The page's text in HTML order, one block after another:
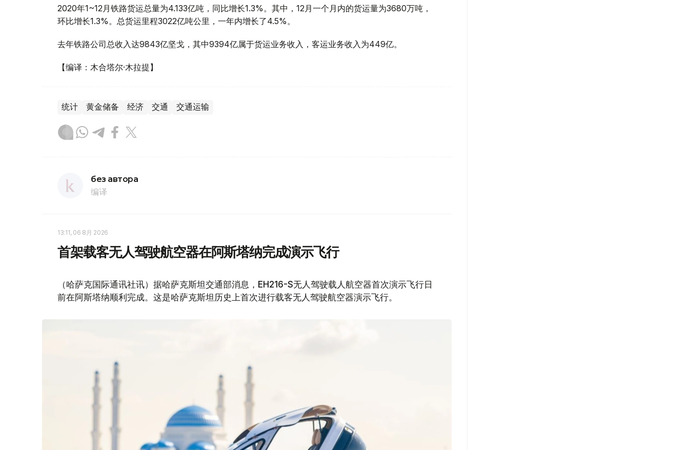
2020年1~12月铁路货运总量为4.133亿吨，同比增长1.3%。其中，12月一个月内的货运量为3680万吨，
环比增长1.3%。总货运里程3022亿吨公里，一年内增长了4.5%。
去年铁路公司总收入达9843亿坚戈，其中9394亿属于货运业务收入，客运业务收入为449亿。
【编译：木合塔尔·木拉提】
统计 黄金储备 经济 交通 交通运输
без автора
编译
13:11, 06 8月 2026
首架载客无人驾驶航空器在阿斯塔纳完成演示飞行
（哈萨克国际通讯社讯）据哈萨克斯坦交通部消息，EH216-S无人驾驶载人航空器首次演示飞行日
前在阿斯塔纳顺利完成。这是哈萨克斯坦历史上首次进行载客无人驾驶航空器演示飞行。